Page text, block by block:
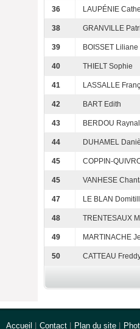
36 LAUPÉNIE
38 GRANVILLE
39 BOISSET Liliane
40 THIELT Sophie
41 LASSALLE
42 BART Edith
43 BERDOU
44 DUHAMEL
45 COPPIN-
45 VANHESE
47 LE BLAN
48 TRENTESAUX
49 MARTINACHE
50 CATTEAU
Accueil Contact Plan du site